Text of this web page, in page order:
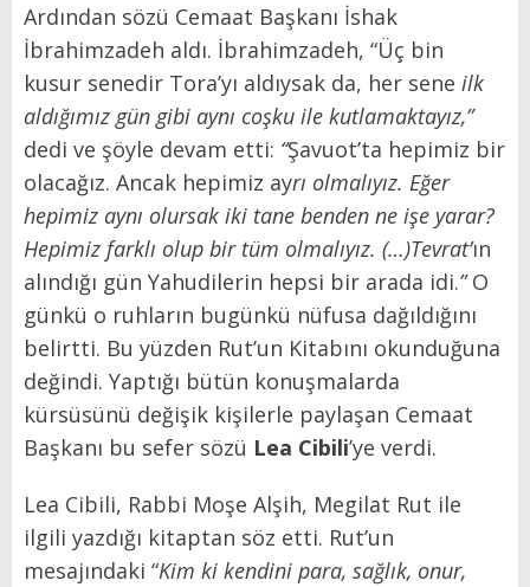
Ardından sözü Cemaat Başkanı İshak
İbrahimzadeh aldı. İbrahimzadeh, “Üç bin
kusur senedir Tora’yı aldıysak da, her sene ilk
aldığımız gün gibi aynı coşku ile kutlamaktayız,”
dedi ve şöyle devam etti: “Şavuot’ta hepimiz bir
olacağız. Ancak hepimiz ayrı olmalıyız. Eğer
hepimiz aynı olursak iki tane benden ne işe yarar?
Hepimiz farklı olup bir tüm olmalıyız. (…)Tevrat’ın
alındığı gün Yahudilerin hepsi bir arada idi.”O
günkü o ruhların bugünkü nüfusa dağıldığını
belirtti. Bu yüzden Rut’un Kitabını okunduğuna
değindi. Yaptığı bütün konuşmalarda
kürsüsünü değişik kişilerle paylaşan Cemaat
Başkanı bu sefer sözü Lea Cibili’ye verdi.
Lea Cibili, Rabbi Moşe Alşih, Megilat Rut ile
ilgili yazdığı kitaptan söz etti. Rut’un
mesajındaki “Kim ki kendini para, sağlık, onur,